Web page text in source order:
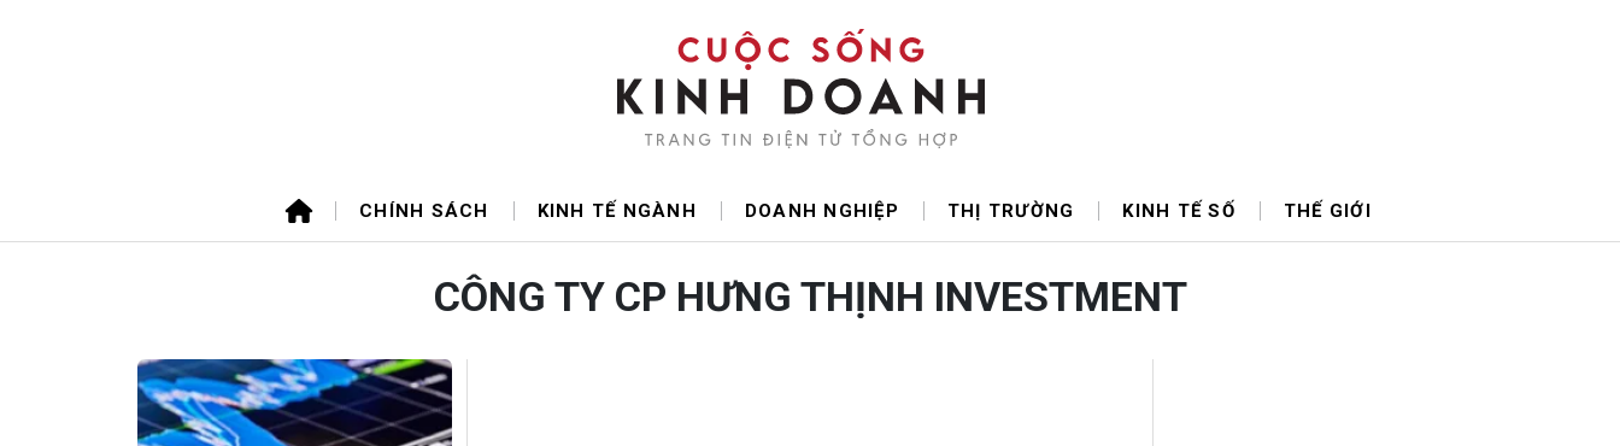
CHÍNH SÁCH KINH TẾ NGÀNH DOANH NGHIỆP THỊ TRƯỜNG KINH TẾ SỐ THẾ GIỚI
CÔNG TY CP HƯNG THỊNH INVESTMENT